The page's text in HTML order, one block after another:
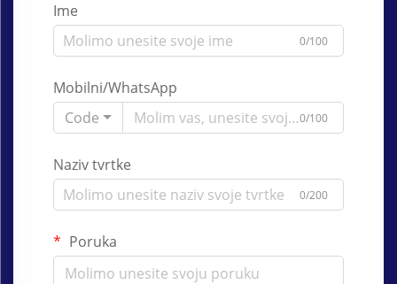
Ime
0/100
Mobilni/WhatsApp
Code
0/100
Naziv tvrtke
0/200
Poruka